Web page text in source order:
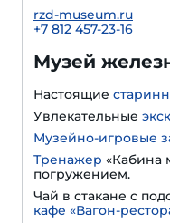
rzd-museum.ru
+7 812 457-23-16
Музей
Настоящие
Увлекательные
Музейно-игровые
Тренажер «Кабина
погружением.
Чай в стакане с
кафе «Вагон-